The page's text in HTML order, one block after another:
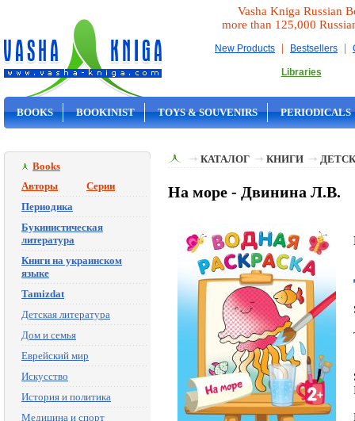
Vasha Kniga Russian
more than 125,000
New Products | Bestsellers |
Libraries
BOOKS BOOKINIST TOYS & SOUVENIRS PERIODICALS
Books
Авторы
Серии
Периодика
Букинистическая
литература
Книги на украинском
языке
Tamizdat
Детская литература
Дом и семья
Еврейский мир
Искусство
История и политика
Медицина и спорт
КАТАЛОГ КНИГИ
На море - Двинина Л.В.